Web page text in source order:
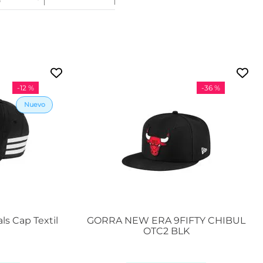
-12 %
Cap Textil
-36 %
GORRA NEW ERA 9FIFTY CHIBUL
OTC2 BLK